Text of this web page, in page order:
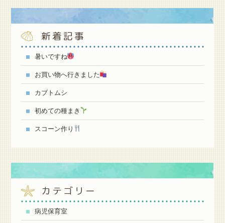
新着記事
暑いですね
お買い物へ行きました
カブトムシ
初めての種まき
スコーン作り
カテゴリー
病児保育室